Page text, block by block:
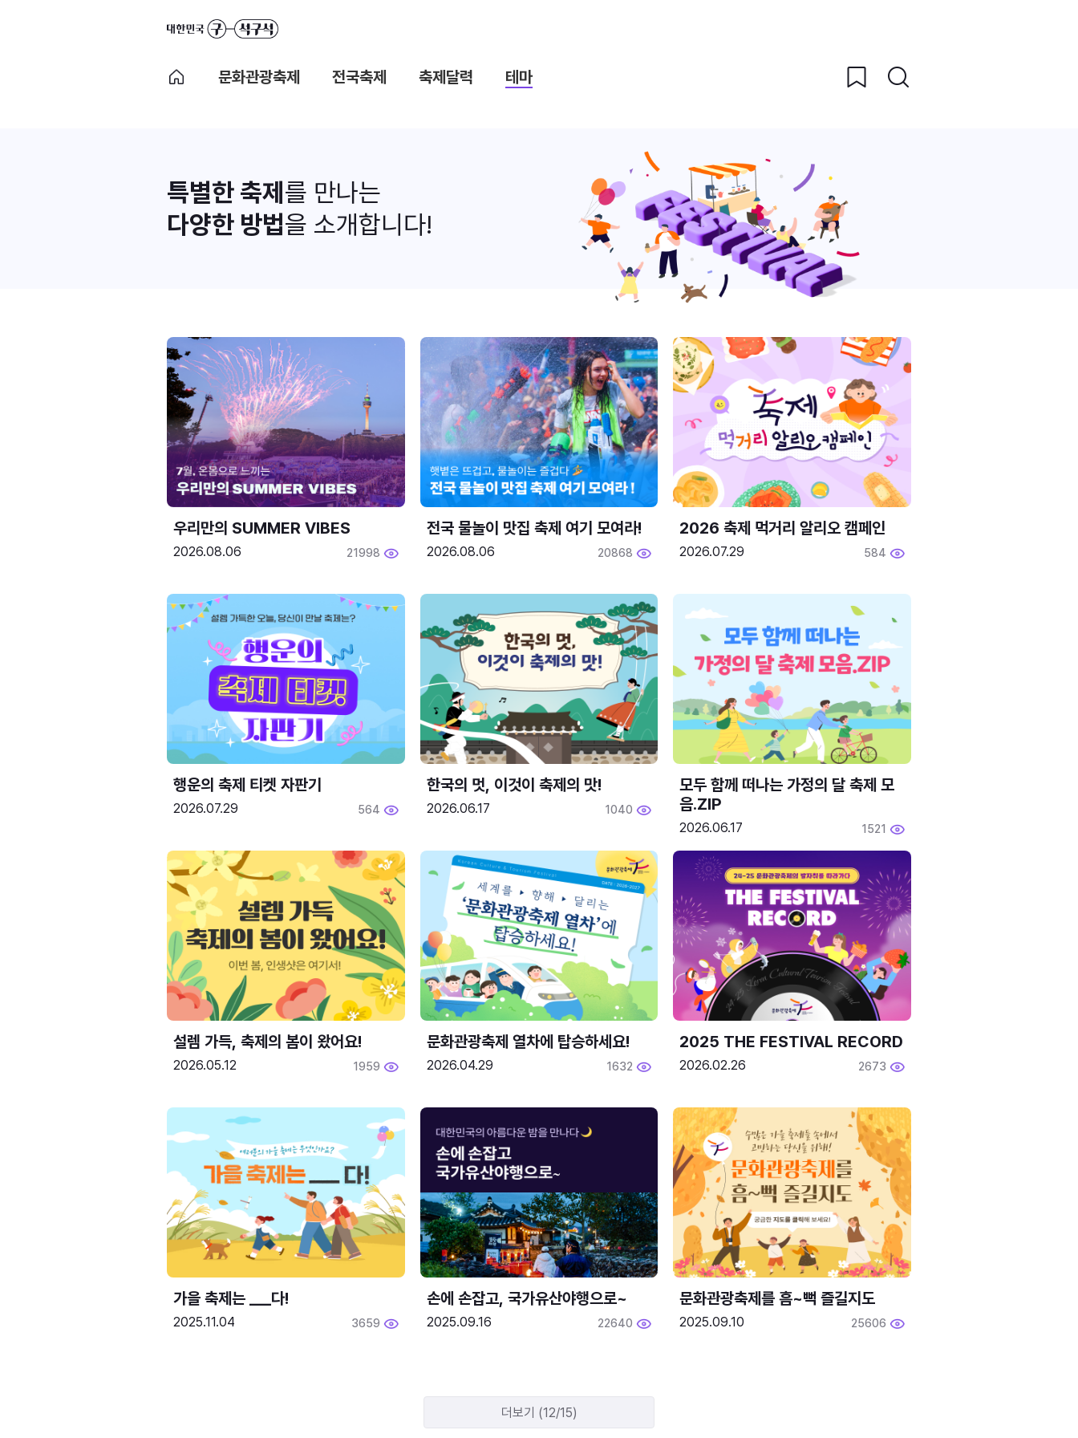
문화관광축제 전국축제 축제달력 테마
특별한 축제 를 만나는
다양한 방법을 소개합니다!
우리만의 SUMMER VIBES
2026.08.06 21998
전국 물놀이 맛집 축제 여기 모여라!
2026.08.06 20868
2026 축제 먹거리 알리오 캠페인
2026.07.29 584
행운의 축제 티켓 자판기
2026.07.29 564
한국의 멋, 이것이 축제의 맛!
2026.06.17 1040
모두 함께 떠나는 가정의 달 축제 모
음.ZIP
2026.06.17 1521
설렘 가득, 축제의 봄이 왔어요!
2026.05.12 1959
문화관광축제 열차에 탑승하세요!
2026.04.29 1632
2025 THE FESTIVAL RECORD
2026.02.26 2673
2025.11.04 3659
손에 손잡고, 국가유산야행으로~
2025.09.16 22640
문화관광축제를 흠~뻑 즐길지도
2025.09.10 25606